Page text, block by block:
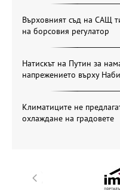
Върховният съд на САЩ
на борсовия регулатор
Натискът на Путин за
напрежението върху
Климатиците не
охлаждане на градовете